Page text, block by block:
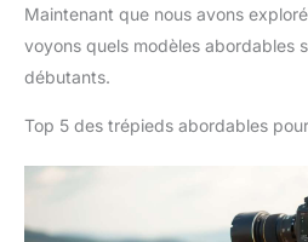
Maintenant que nous avons
voyons quels modèles abordables
débutants.
Top 5 des trépieds abordables